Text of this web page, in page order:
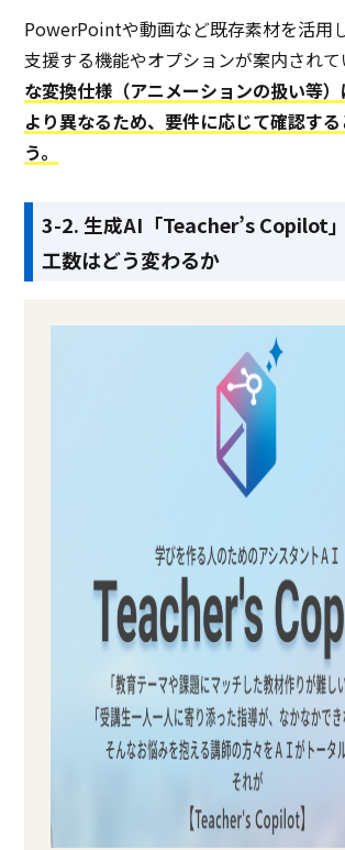
PowerPointや動画など既存素材を活用
支援する機能やオプションが案内され
な変換仕様（アニメーションの扱い等
より異なるため、要件に応じて確認す
う。
3-2. 生成AI「Teacher’s Copilot
工数はどう変わるか